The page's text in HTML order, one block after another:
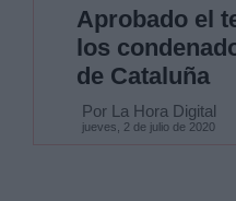
Aprobado el
los
de Cataluña
Por La Hora Digital
jueves, 2 de julio de 2020